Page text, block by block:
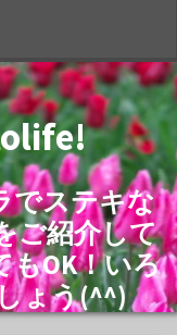
でステキな
ご紹介して
もOK！いろ
ょう(^^)